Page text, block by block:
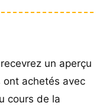
un aperçu
achetés avec
cours de la